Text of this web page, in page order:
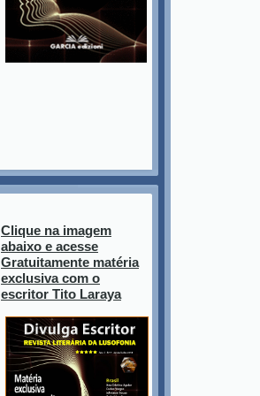
Clique na imagem
abaixo e acesse
Gratuitamente matéria
exclusiva com o
escritor Tito Laraya